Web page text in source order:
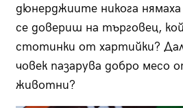
дюнерджиите никога
се довериш на търговец,
стотинки от хартийки?
човек пазарува добро месо
животни?